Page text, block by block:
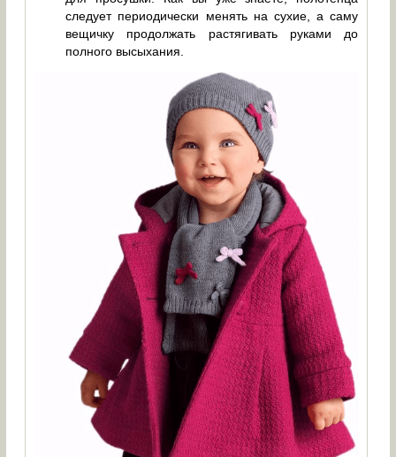
следует периодически менять на сухие, а саму
вещичку продолжать растягивать руками до
полного высыхания.